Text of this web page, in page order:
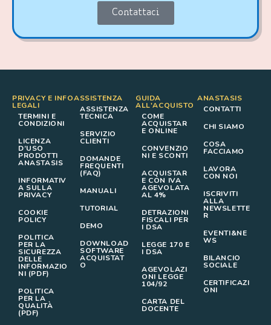
Contattaci
PRIVACY E INFO
LEGALI
TERMINI E
CONDIZIONI
LICENZA
D’USO
PRODOTTI
ANASTASIS
INFORMATIV
A SULLA
PRIVACY
COOKIE
POLICY
POLITICA
PER LA
SICUREZZA
DELLE
INFORMAZIO
NI (PDF)
POLITICA
PER LA
QUALITÀ
(PDF)
ASSISTENZA
ASSISTENZA
TECNICA
SERVIZIO
CLIENTI
DOMANDE
FREQUENTI
(FAQ)
MANUALI
TUTORIAL
DEMO
DOWNLOAD
SOFTWARE
ACQUISTAT
O
GUIDA
ALL'ACQUISTO
COME
ACQUISTAR
E ONLINE
CONVENZIO
NI E SCONTI
ACQUISTAR
E CON IVA
AGEVOLATA
AL 4%
DETRAZIONI
FISCALI PER
I DSA
LEGGE 170 E
I DSA
AGEVOLAZI
ONI LEGGE
104/92
CARTA DEL
DOCENTE
ANASTASIS
CONTATTI
CHI SIAMO
COSA
FACCIAMO
LAVORA
CON NOI
ISCRIVITI
ALLA
NEWSLETTE
R
EVENTI&NE
WS
BILANCIO
SOCIALE
CERTIFICAZI
ONI